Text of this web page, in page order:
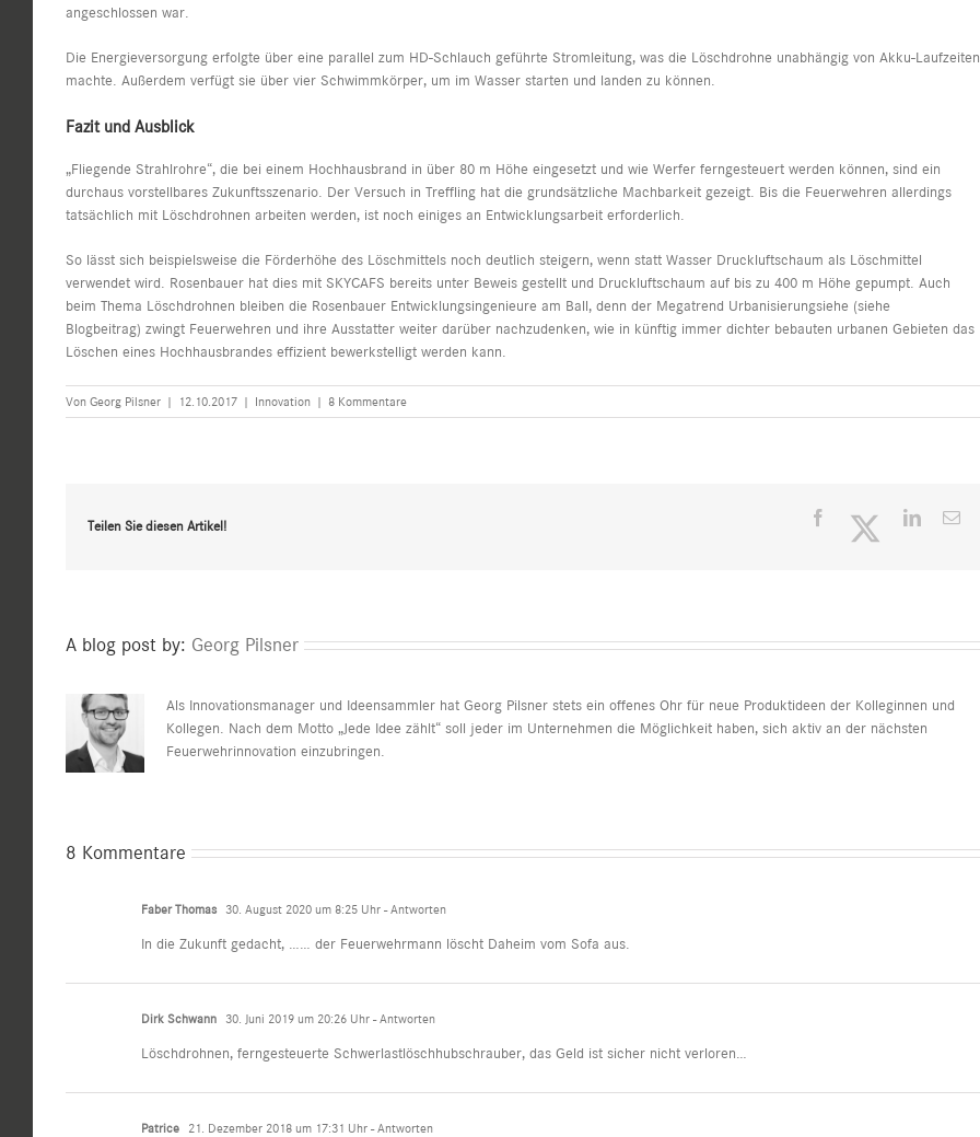
angeschlossen war.
Die Energieversorgung erfolgte über eine parallel zum HD-Schlauch geführte Stromleitung, was die Löschdrohne unabhängig von Akku-Laufzeiten
machte. Außerdem verfügt sie über vier Schwimmkörper, um im Wasser starten und landen zu können.
Fazit und Ausblick
„Fliegende Strahlrohre“, die bei einem Hochhausbrand in über 80 m Höhe eingesetzt und wie Werfer ferngesteuert werden können, sind ein
durchaus vorstellbares Zukunftsszenario. Der Versuch in Treffling hat die grundsätzliche Machbarkeit gezeigt. Bis die Feuerwehren allerdings
tatsächlich mit Löschdrohnen arbeiten werden, ist noch einiges an Entwicklungsarbeit erforderlich.
So lässt sich beispielsweise die Förderhöhe des Löschmittels noch deutlich steigern, wenn statt Wasser Druckluftschaum als Löschmittel
verwendet wird. Rosenbauer hat dies mit SKYCAFS bereits unter Beweis gestellt und Druckluftschaum auf bis zu 400 m Höhe gepumpt. Auch
beim Thema Löschdrohnen bleiben die Rosenbauer Entwicklungsingenieure am Ball, denn der Megatrend Urbanisierungsiehe (siehe
Blogbeitrag) zwingt Feuerwehren und ihre Ausstatter weiter darüber nachzudenken, wie in künftig immer dichter bebauten urbanen Gebieten das
Löschen eines Hochhausbrandes effizient bewerkstelligt werden kann.
Von Georg Pilsner | 12.10.2017 | Innovation | 8 Kommentare
Teilen Sie diesen Artikel!
Facebook Twitter
E-
A blog post by: Georg Pilsner
Als Innovationsmanager und Ideensammler hat Georg Pilsner stets ein offenes Ohr für neue Produktideen der Kolleginnen und
Kollegen. Nach dem Motto „Jede Idee zählt“ soll jeder im Unternehmen die Möglichkeit haben, sich aktiv an der nächsten
Feuerwehrinnovation einzubringen.
8 Kommentare
Faber Thomas 30. August 2020 um 8:25 Uhr - Antworten
In die Zukunft gedacht, …… der Feuerwehrmann löscht Daheim vom Sofa aus.
Dirk Schwann 30. Juni 2019 um 20:26 Uhr - Antworten
Löschdrohnen, ferngesteuerte Schwerlastlöschhubschrauber, das Geld ist sicher nicht verloren…
Patrice 21. Dezember 2018 um 17:31 Uhr - Antworten